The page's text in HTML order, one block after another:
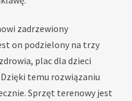
zadrzewiony
on podzielony na trzy
plac dla dzieci
temu rozwiązaniu
Sprzęt terenowy jest